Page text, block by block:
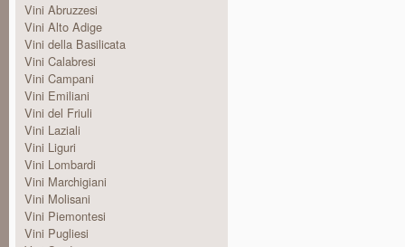
Vini Abruzzesi
Vini Alto Adige
Vini della Basilicata
Vini Calabresi
Vini Campani
Vini Emiliani
Vini del Friuli
Vini Laziali
Vini Liguri
Vini Lombardi
Vini Marchigiani
Vini Molisani
Vini Piemontesi
Vini Pugliesi